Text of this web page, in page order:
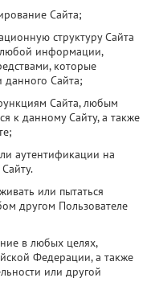
Сайта;
структуру Сайта
любой информации,
которые
данного Сайта;
Сайта, любым
к данному Сайту, а также
аутентификации на
или пытаться
другом Пользователе
в любых целях,
Федерации, а также
или другой